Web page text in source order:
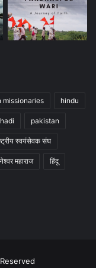
missionaries hindu
pakistan
स्वयंसेवक संघ
महाराज हिंदू